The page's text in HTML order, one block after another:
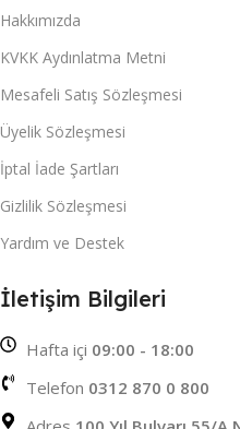
Hakkımızda
KVKK Aydınlatma Metni
Mesafeli Satış Sözleşmesi
Üyelik Sözleşmesi
İptal İade Şartları
Gizlilik Sözleşmesi
Yardım ve Destek
İletişim Bilgileri
Hafta içi 09:00 - 18:00
Telefon 0312 870 0 800